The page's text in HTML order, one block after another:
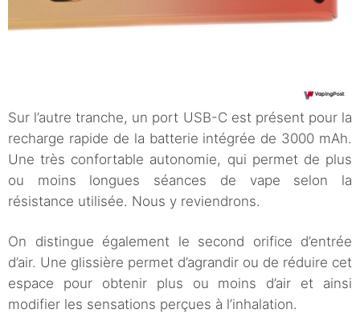
Sur l’autre tranche, un port USB-C est présent pour la
recharge rapide de la batterie intégrée de 3000 mAh.
Une très confortable autonomie, qui permet de plus
ou moins longues séances de vape selon la
résistance utilisée. Nous y reviendrons.
On distingue également le second orifice d’entrée
d’air. Une glissière permet d’agrandir ou de réduire cet
espace pour obtenir plus ou moins d’air et ainsi
modifier les sensations perçues à l’inhalation.